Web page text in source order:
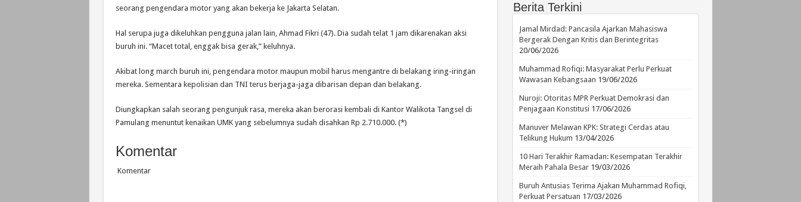
seorang pengendara motor yang akan bekerja ke Jakarta Selatan.
Hal serupa juga dikeluhkan pengguna jalan lain, Ahmad Fikri (47). Dia sudah telat 1 jam dikarenakan aksi
buruh ini. “Macet total, enggak bisa gerak,” keluhnya.
Akibat long march buruh ini, pengendara motor maupun mobil harus mengantre di belakang iring-iringan
mereka. Sementara kepolisian dan TNI terus berjaga-jaga dibarisan depan dan belakang.
Diungkapkan salah seorang pengunjuk rasa, mereka akan berorasi kembali di Kantor Walikota Tangsel di
Pamulang menuntut kenaikan UMK yang sebelumnya sudah disahkan Rp 2.710.000. (*)
Komentar
Komentar
Berita Terkini
Jamal Mirdad: Pancasila Ajarkan Mahasiswa
Bergerak Dengan Kritis dan Berintegritas
20/06/2026
Muhammad Rofiqi: Masyarakat Perlu Perkuat
Wawasan Kebangsaan 19/06/2026
Nuroji: Otoritas MPR Perkuat Demokrasi dan
Penjagaan Konstitusi 17/06/2026
Manuver Melawan KPK: Strategi Cerdas atau
Telikung Hukum 13/04/2026
10 Hari Terakhir Ramadan: Kesempatan Terakhir
Meraih Pahala Besar 19/03/2026
Buruh Antusias Terima Ajakan Muhammad Rofiqi,
Perkuat Persatuan 17/03/2026